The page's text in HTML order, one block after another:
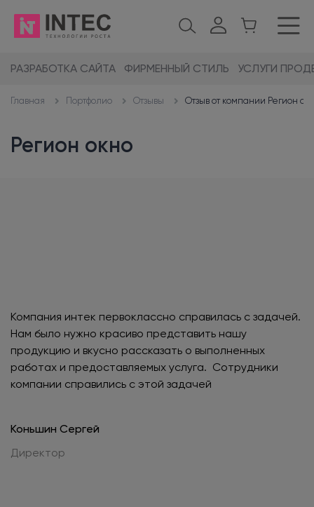
РАЗРАБОТКА САЙТА ФИРМЕННЫЙ СТИЛЬ УСЛУГИ
Главная Портфолио Отзывы Отзыв от компании Регион
Регион окно
Компания интек первоклассно справилась с задачей.
Нам было нужно красиво представить нашу
продукцию и вкусно рассказать о выполненных
работах и предоставляемых услуга. Сотрудники
компании справились с этой задачей
Коньшин Сергей
Директор